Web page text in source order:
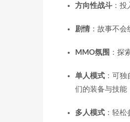
方向性战斗 ：
剧情 ：故事不
MMO氛围 ：探
单人模式 ：可
们的装备与技能
多人模式 ：轻